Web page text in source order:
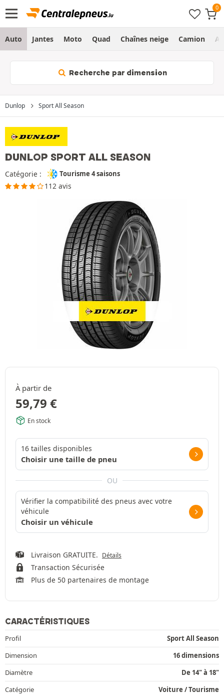
Auto Jantes Moto Quad Chaînes neige Camion
Recherche par dimension
Dunlop Sport All Season
DUNLOP SPORT ALL SEASON
Catégorie : Tourisme 4 saisons
112 avis
À partir de
59,79 €
En stock
16 tailles disponibles
Choisir une taille de pneu
OU
Vérifier la compatibilité des pneus avec votre
véhicule
Choisir un véhicule
Livraison GRATUITE. Détails
Transaction Sécurisée
Plus de 50 partenaires de montage
CARACTÉRISTIQUES
Profil
Sport All Season
Dimension
16 dimensions
Diamètre
De 14" à 18"
Catégorie
Voiture / Tourisme